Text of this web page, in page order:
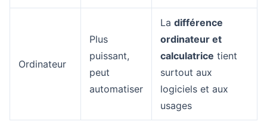
Ordinateur
Plus
puissant,
peut
automatiser
La différence
ordinateur et
calculatrice tient
surtout aux
logiciels et aux
usages